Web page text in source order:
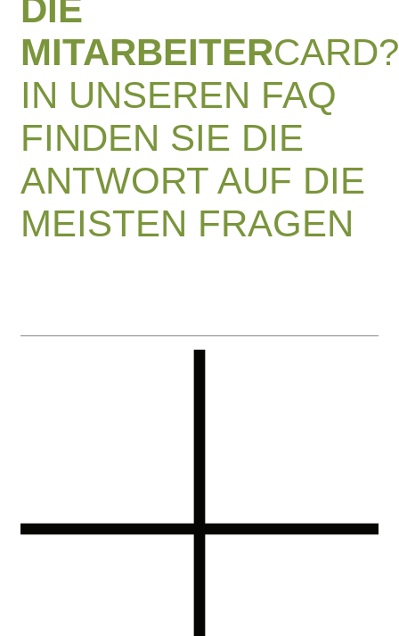
DIE
MITARBEITERCARD?
IN UNSEREN FAQ
FINDEN SIE DIE
ANTWORT AUF DIE
MEISTEN FRAGEN